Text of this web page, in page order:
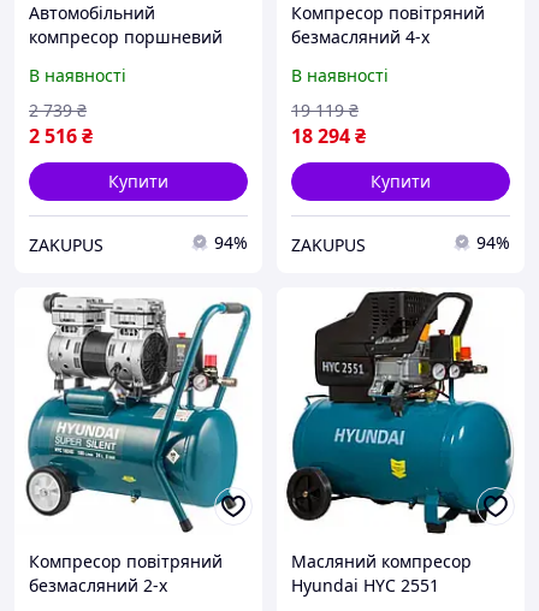
Автомобільний
компресор поршневий
В наявності
2 516₴
2 739 ₴
Купити
ZAKUPUS 94%
Компресор повітряний
безмасляний 4-х
3050S 2000Вт 300 л/хв
В наявності
18 294₴
19 119 ₴
Купити
ZAKUPUS 94%
Компресор повітряний
безмасляний 2-х
Масляний компресор
Hyundai HYC 2551